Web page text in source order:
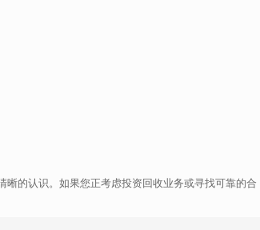
的认识。如果您正考虑投资回收业务或寻找可靠的合